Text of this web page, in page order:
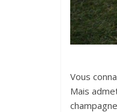
Vous
Mais